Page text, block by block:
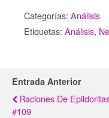
Categorías: Análisis
Etiquetas: Análisis,
Entrada Anterior
Raciones De
#109